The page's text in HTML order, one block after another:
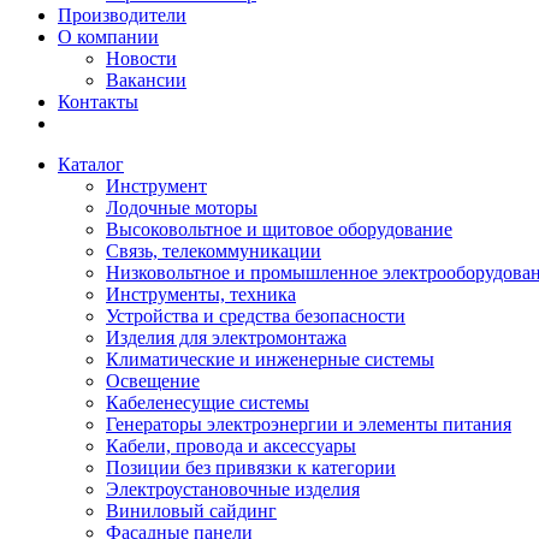
Производители
О компании
Новости
Вакансии
Контакты
Каталог
Инструмент
Лодочные моторы
Высоковольтное и щитовое оборудование
Связь, телекоммуникации
Низковольтное и промышленное
Инструменты, техника
Устройства и средства безопасности
Изделия для электромонтажа
Климатические и инженерные системы
Освещение
Кабеленесущие системы
Генераторы электроэнергии и элементы питания
Кабели, провода и аксессуары
Позиции без привязки к категории
Электроустановочные изделия
Виниловый сайдинг
Фасадные панели